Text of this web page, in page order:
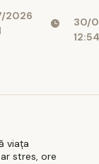
2026
30/
12:54
viața
stres, ore